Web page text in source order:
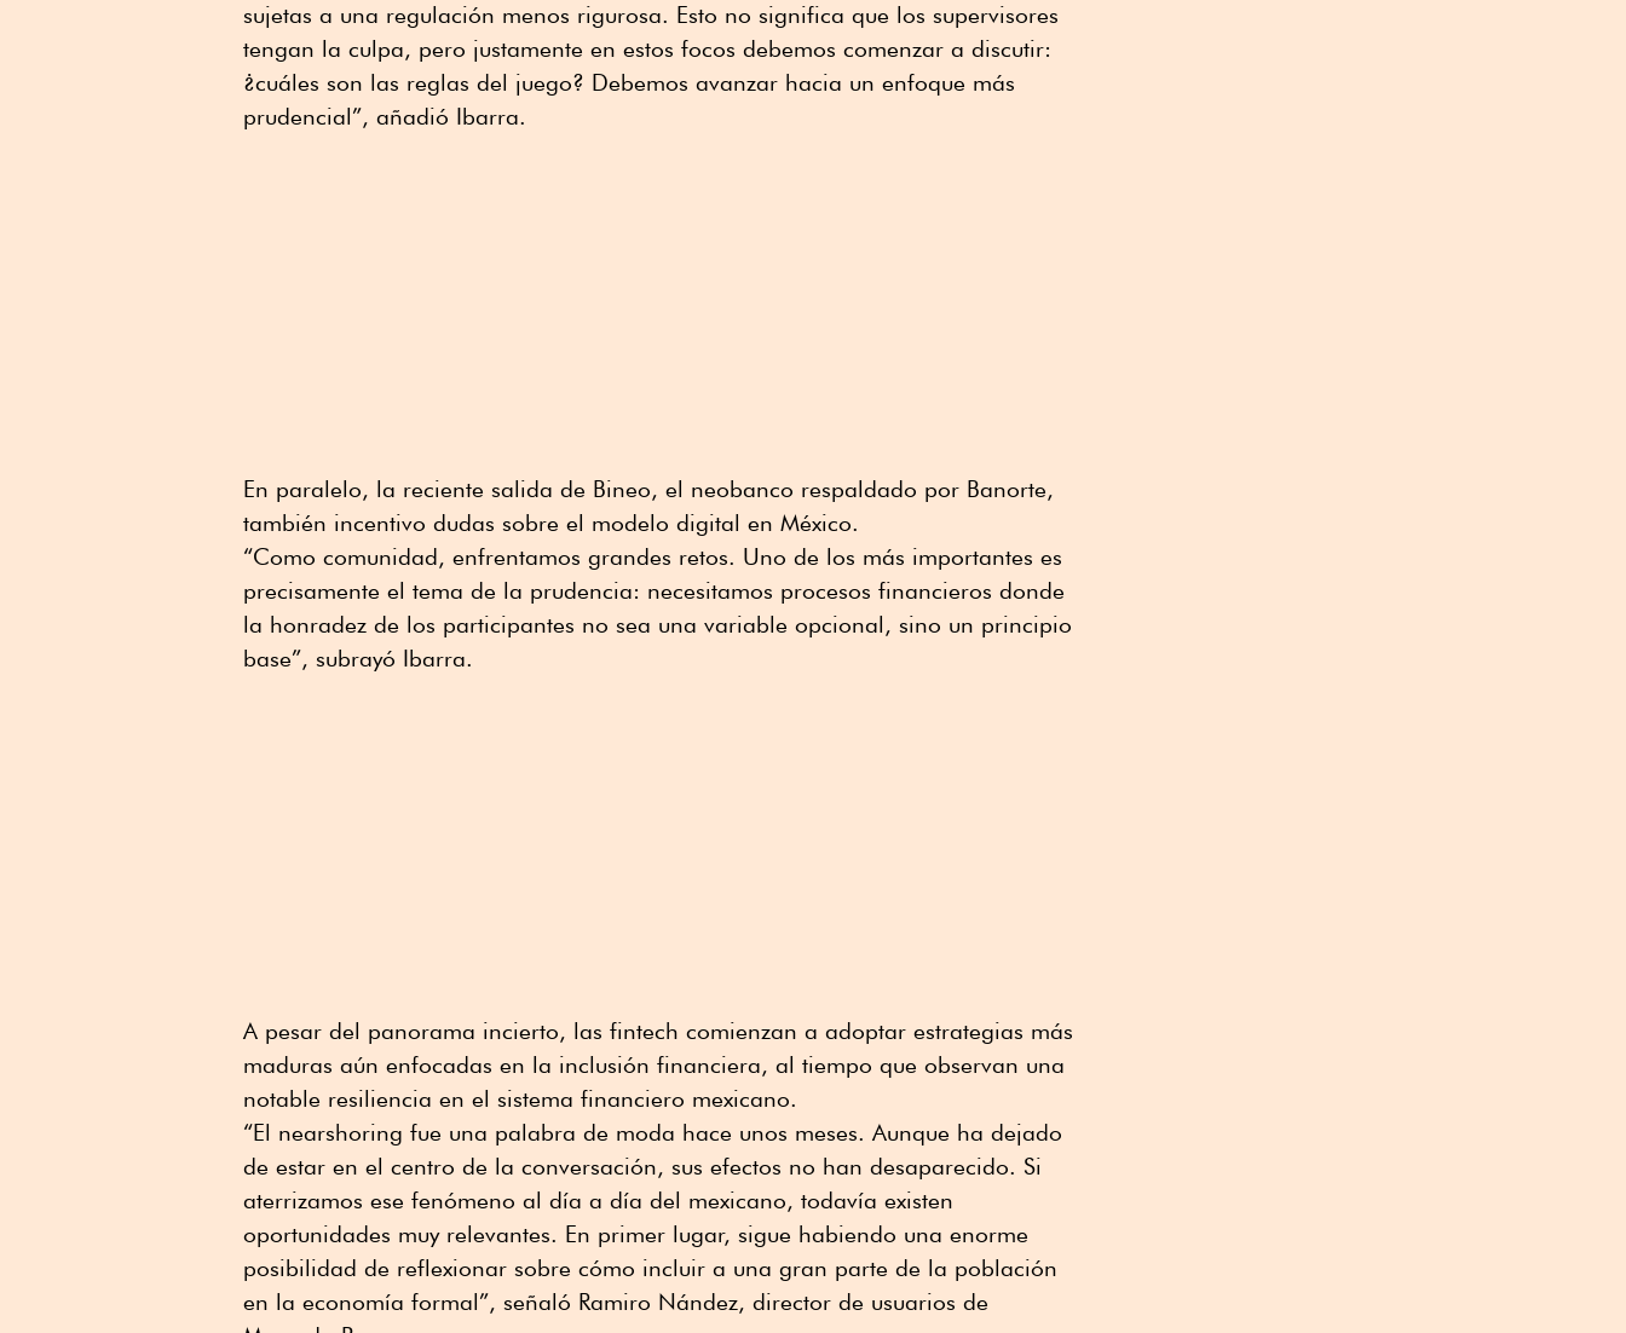
sujetas a una regulación menos rigurosa. Esto no significa que los supervisores
tengan la culpa, pero justamente en estos focos debemos comenzar a discutir:
¿cuáles son las reglas del juego? Debemos avanzar hacia un enfoque más
prudencial”, añadió Ibarra.
En paralelo, la reciente salida de Bineo, el neobanco respaldado por Banorte,
también incentivo dudas sobre el modelo digital en México.
“Como comunidad, enfrentamos grandes retos. Uno de los más importantes es
precisamente el tema de la prudencia: necesitamos procesos financieros donde
la honradez de los participantes no sea una variable opcional, sino un principio
base”, subrayó Ibarra.
A pesar del panorama incierto, las fintech comienzan a adoptar estrategias más
maduras aún enfocadas en la inclusión financiera, al tiempo que observan una
notable resiliencia en el sistema financiero mexicano.
“El nearshoring fue una palabra de moda hace unos meses. Aunque ha dejado
de estar en el centro de la conversación, sus efectos no han desaparecido. Si
aterrizamos ese fenómeno al día a día del mexicano, todavía existen
oportunidades muy relevantes. En primer lugar, sigue habiendo una enorme
posibilidad de reflexionar sobre cómo incluir a una gran parte de la población
en la economía formal”, señaló Ramiro Nández, director de usuarios de